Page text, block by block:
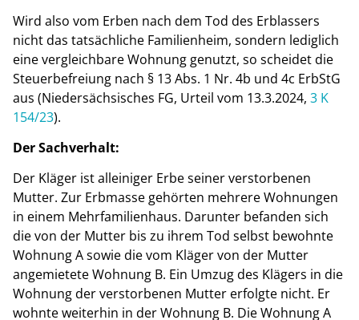
Wird also vom Erben nach dem Tod des Erblassers
nicht das tatsächliche Familienheim, sondern lediglich
eine vergleichbare Wohnung genutzt, so scheidet die
Steuerbefreiung nach § 13 Abs. 1 Nr. 4b und 4c ErbStG
aus (Niedersächsisches FG, Urteil vom 13.3.2024, 3 K
154/23).
Der Sachverhalt:
Der Kläger ist alleiniger Erbe seiner verstorbenen
Mutter. Zur Erbmasse gehörten mehrere Wohnungen
in einem Mehrfamilienhaus. Darunter befanden sich
die von der Mutter bis zu ihrem Tod selbst bewohnte
Wohnung A sowie die vom Kläger von der Mutter
angemietete Wohnung B. Ein Umzug des Klägers in die
Wohnung der verstorbenen Mutter erfolgte nicht. Er
wohnte weiterhin in der Wohnung B. Die Wohnung A